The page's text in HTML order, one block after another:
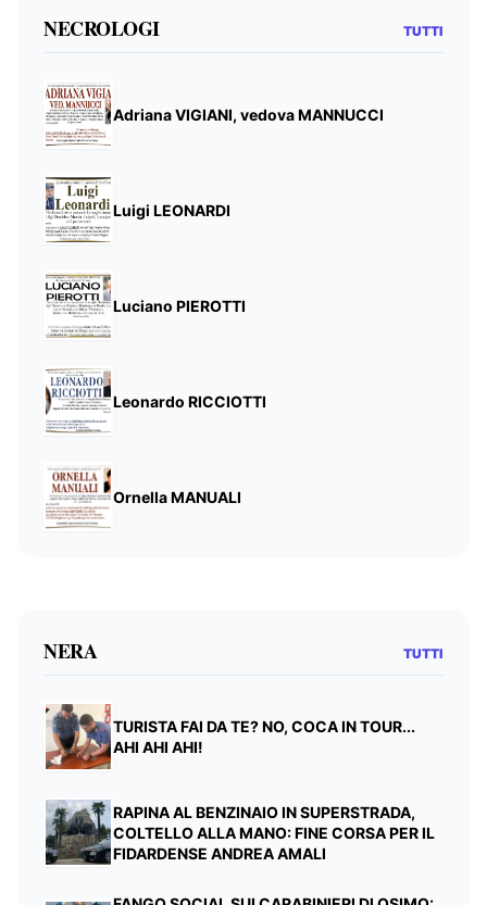
NECROLOGI TUTTI
Adriana VIGIANI, vedova MANNUCCI
Luigi LEONARDI
Luciano PIEROTTI
Leonardo RICCIOTTI
Ornella MANUALI
NERA TUTTI
TURISTA FAI DA TE? NO, COCA IN TOUR...
AHI AHI AHI!
RAPINA AL BENZINAIO IN SUPERSTRADA,
COLTELLO ALLA MANO: FINE CORSA PER IL
FIDARDENSE ANDREA AMALI